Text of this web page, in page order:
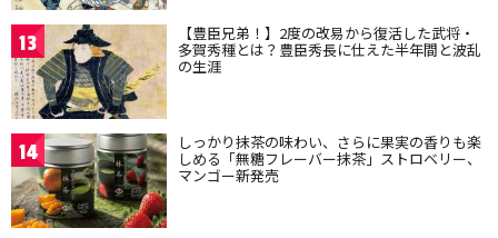
13 【豊臣兄弟！】2度の改易から復活した武将・
多賀秀種とは？豊臣秀長に仕えた半年間と波乱
の生涯
14 しっかり抹茶の味わい、さらに果実の香りも楽
しめる「無糖フレーバー抹茶」ストロベリー、
マンゴー新発売